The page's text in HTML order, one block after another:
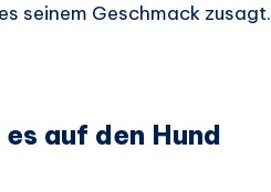
seinem Geschmack zusagt.
auf den Hund